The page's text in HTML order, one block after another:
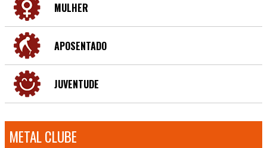
MULHER
APOSENTADO
JUVENTUDE
METAL CLUBE